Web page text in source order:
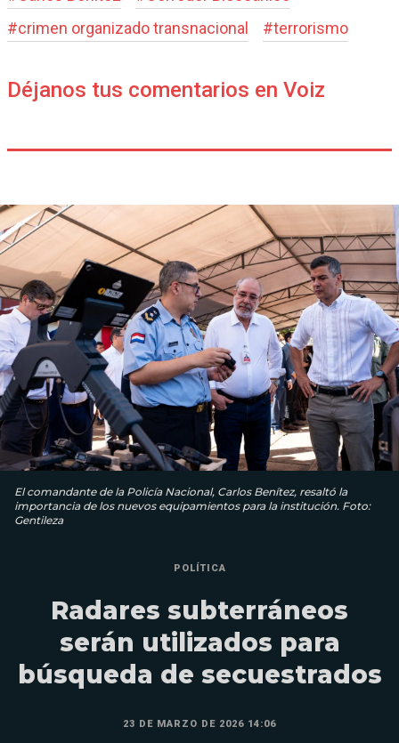
#crimen organizado transnacional #terrorismo
Déjanos tus comentarios en Voiz
El comandante de la Policía Nacional, Carlos Benítez, resaltó la
importancia de los nuevos equipamientos para la institución. Foto:
Gentileza
POLÍTICA
Radares subterráneos
serán utilizados para
búsqueda de secuestrados
23 DE MARZO DE 2026 14:06